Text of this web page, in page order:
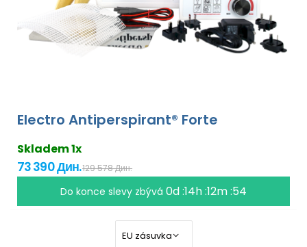
Electro Antiperspirant® Forte
Skladem 1x
73 390 Дин.129 578 Дин.
Do konce slevy zbývá0d :14h :12m :53